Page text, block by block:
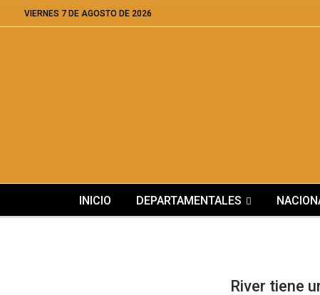
VIERNES 7 DE AGOSTO DE 2026
INICIO DEPARTAMENTALES
River tiene